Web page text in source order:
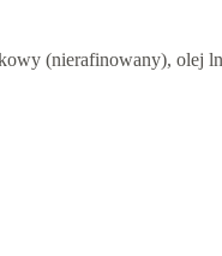
(nierafinowany),